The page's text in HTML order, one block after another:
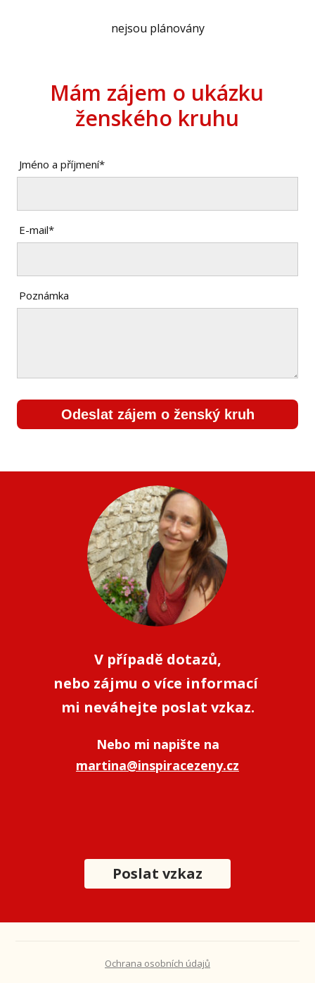
nejsou plánovány
Mám zájem o ukázku
ženského kruhu
Jméno a příjmení*
E-mail*
Poznámka
Odeslat zájem o ženský kruh
V případě dotazů,
nebo zájmu o více informací
mi neváhejte poslat vzkaz.
Nebo mi napište na
martina@inspiracezeny.cz
Poslat vzkaz
Ochrana osobních údajů